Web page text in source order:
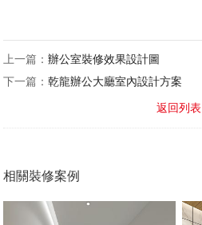
上一篇：辦公室裝修效果設計圖
下一篇：乾龍辦公大廳室內設計方案
返回列表
相關裝修案例